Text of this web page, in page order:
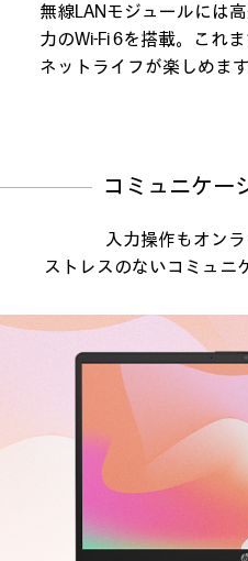
無線LANモジュールには
力のWi-Fi 6を搭載。これ
ネットライフが楽しめます
コミュニケー
入力操作もオンラ
ストレスのないコミュニ